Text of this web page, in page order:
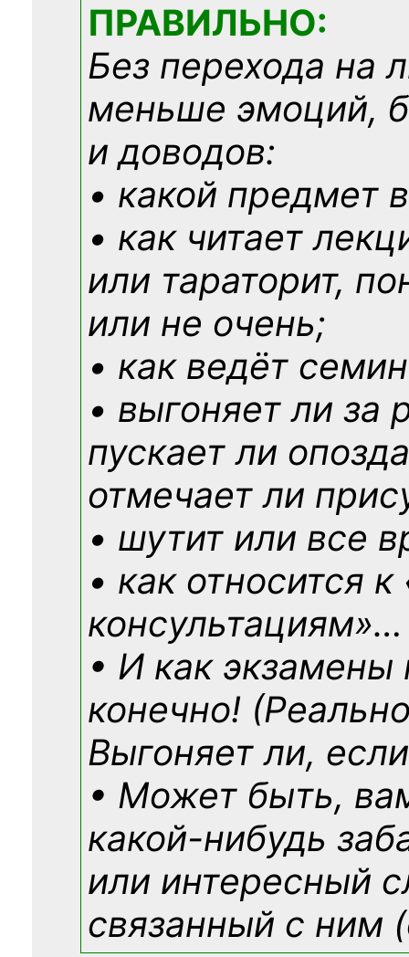
ПРАВИЛЬНО:
Без перехода на
меньше эмоций,
и доводов:
• какой предмет
• как читает
или тараторит,
или не очень;
• как ведёт
• выгоняет ли за
пускает ли
отмечает ли
• шутит или все
• как относится
консультациям»…
• И как экзамены
конечно!
Выгоняет ли,
• Может быть,
какой-нибудь
или интересный
связанный с ним